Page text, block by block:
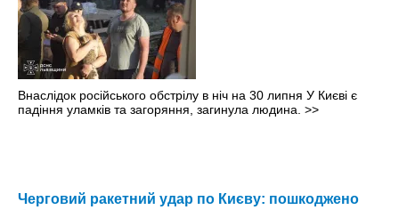
Внаслідок російського обстрілу в ніч на 30 липня У Києві є
падіння уламків та загоряння, загинула людина. >>
Черговий ракетний удар по Києву: пошкоджено